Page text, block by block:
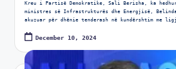
Kreu i Partisë Demokratike, Sali Berisha, ka
ministres së Infrastrukturës dhe Energjisë,
akuzuar për dhënie tenderash në kundërshtim me
December 10, 2024